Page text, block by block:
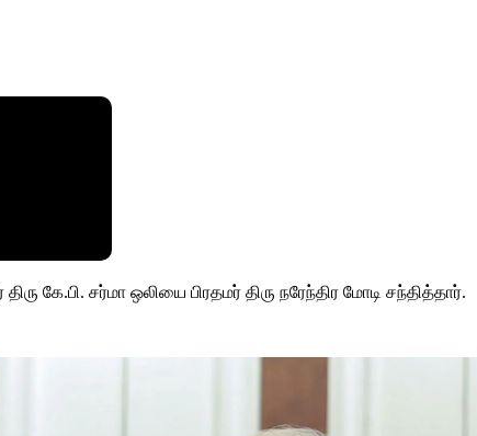
கே.பி. சர்மா ஒலியை பிரதமர் திரு நரேந்திர மோடி சந்தித்தார்.